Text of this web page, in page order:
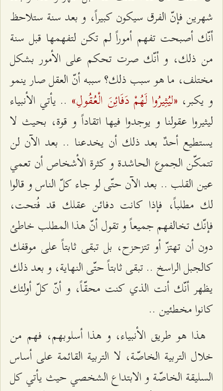
شهرين فإنّ الفرق سيكون كبيراً، و بعد سنة ستلاحظ
أنّك أصبحت تفهم أموراً لم تكن لتفهمها قبل سنة
من ذلك، و أنّك صرت تحكم على الأمور بشكل
مختلف، ما هو سبب ذلك؟ سببه أنّ العقل صار ينمو
و يكبر، «ليُثِيرُوا لَهُمْ دَفَائِنَ الْعُقُولِ» .. يأتي الأنبياء
ليثيروا عقولنا و يوجدوا فيها اتقاداً و قوة، بحيث لا
يستطيع أحدٌ بعد ذلك أن يخدعنا .. بعد الآن لن
تتمكّن الجموع الحاشدة و كثرة الأشخاص أن تعمي
عين القلب .. بعد الآن حتّى لو جاء كلّ الناس و قالوا
لك مطلباً، فإذا كانت دفائن عقلك قد فُتحت،
فإنّك تخالفهم جميعاً و تقول أنّ هذا المطلب خاطئ
دون أن تهتزّ أو تتزحزح، بل تبقى ثابتاً على موقفك
كالجبل الراسخ .. تبقى ثابتاً حتّى النهاية، و بعد ذلك
يظهر أنّك أنت الذي كنت محقّاً، و أنّ كلّ أولئك
كانوا مخطئين ..
هذا هو طريق الأنبياء، و هذا أسلوبهم، فهم من
خلال التربية الخاصّة، لا التربية القائمة على أساس
السليقة الخاصّة و الابتداع الشخصي حيث يأتي كل